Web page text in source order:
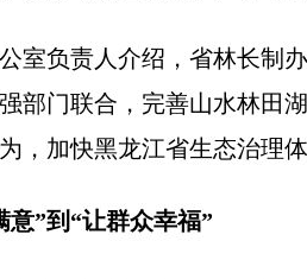
室负责人介绍，省林长制
部门联合，完善山水林田
，加快黑龙江省生态治理
意”到“让群众幸福”